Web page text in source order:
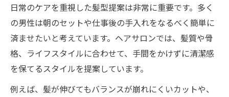
日常のケアを重視した髪型提案は非常に重要です。多く
の男性は朝のセットや仕事後の手入れをなるべく簡単に
済ませたいと考えています。ヘアサロンでは、髪質や骨
格、ライフスタイルに合わせて、手間をかけずに清潔感
を保てるスタイルを提案しています。
例えば、髪が伸びてもバランスが崩れにくいカットや、